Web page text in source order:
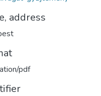
address
pdf